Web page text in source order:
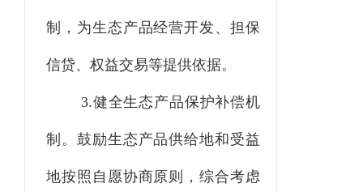
制，为生态产品经营开发、担保
信贷、权益交易等提供依据。
3.健全生态产品保护补偿机
制。 鼓励生态产品供给地和受益
地按照自愿协商原则，综合考虑